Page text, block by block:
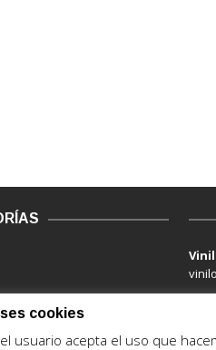
cookies
usuario acepta el uso que